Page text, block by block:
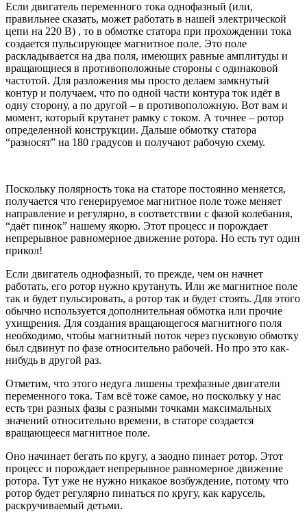
Если двигатель переменного тока однофазный (или,
правильнее сказать, может работать в нашей электрической
цепи на 220 В) , то в обмотке статора при прохождении тока
создается пульсирующее магнитное поле. Это поле
раскладывается на два поля, имеющих равные амплитуды и
вращающиеся в противоположные стороны с одинаковой
частотой. Для разложения мы просто делаем замкнутый
контур и получаем, что по одной части контура ток идёт в
одну сторону, а по другой – в противоположную. Вот вам и
момент, который крутанет рамку с током. А точнее – ротор
определенной конструкции. Дальше обмотку статора
“разносят” на 180 градусов и получают рабочую схему.
Поскольку полярность тока на статоре постоянно меняется,
получается что генерируемое магнитное поле тоже меняет
направление и регулярно, в соответствии с фазой колебания,
“даёт пинок” нашему якорю. Этот процесс и порождает
непрерывное равномерное движение ротора. Но есть тут один
прикол!
Если двигатель однофазный, то прежде, чем он начнет
работать, его ротор нужно крутануть. Или же магнитное поле
так и будет пульсировать, а ротор так и будет стоять. Для этого
обычно используется дополнительная обмотка или прочие
ухищрения. Для создания вращающегося магнитного поля
необходимо, чтобы магнитный поток через пусковую обмотку
был сдвинут по фазе относительно рабочей. Но про это как-
нибудь в другой раз.
Отметим, что этого недуга лишены трехфазные двигатели
переменного тока. Там всё тоже самое, но поскольку у нас
есть три разных фазы с разными точками максимальных
значений относительно времени, в статоре создается
вращающееся магнитное поле.
Оно начинает бегать по кругу, а заодно пинает ротор. Этот
процесс и порождает непрерывное равномерное движение
ротора. Тут уже не нужно никакое возбуждение, потому что
ротор будет регулярно пинаться по кругу, как карусель,
раскручиваемый детьми.